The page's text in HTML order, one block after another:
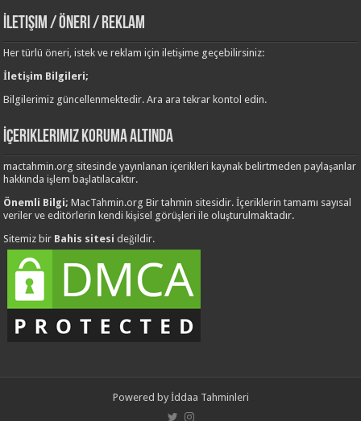
İletişim / Öneri / Reklam
Her türlü öneri, istek ve reklam için iletişime geçebilirsiniz:
İletişim Bilgileri;
Bilgilerimiz güncellenmektedir. Ara ara tekrar kontol edin.
İçeriklerimiz Koruma Altında
mactahmin.org sitesinde yayınlanan içerikleri kaynak belirtmeden paylaşanlar
hakkında işlem başlatılacaktır.
Önemli Bilgi;MacTahmin.org Bir tahmin sitesidir. İçeriklerin tamamı sayısal
veriler ve editörlerin kendi kişisel görüşleri ile oluşturulmaktadır.
Sitemiz bir Bahis sitesi değildir.
Powered by İddaa Tahminleri